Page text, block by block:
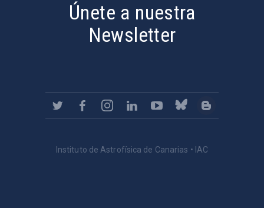
Únete a nuestra
Newsletter
Instituto de Astrofísica de Canarias • IAC